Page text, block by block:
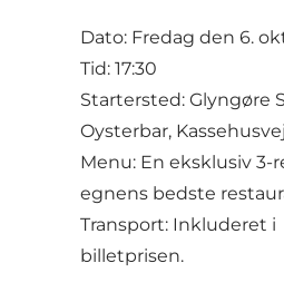
Dato: Fredag den 6.
Tid: 17:30
Startersted: Glyngøre
Oysterbar,
Menu: En eksklusiv 3-
egnens bedste
Transport: Inkluderet i